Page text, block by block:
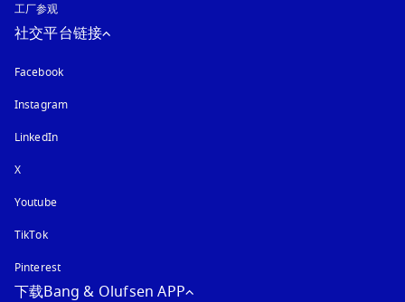
工厂参观
社交平台链接
Facebook
Instagram在新选项卡中打开
LinkedIn
X
Youtube在新选项卡中打开
TikTok
Pinterest
下载Bang & Olufsen APP